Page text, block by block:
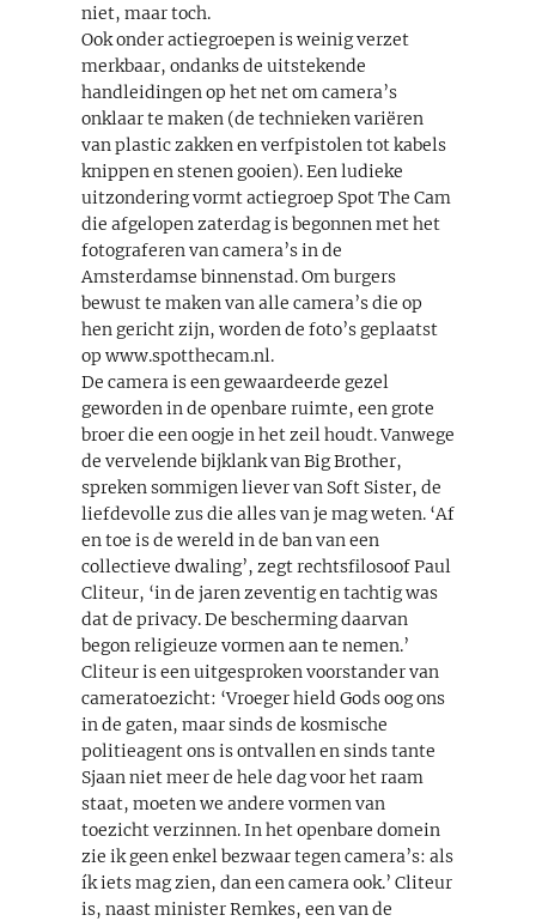
niet, maar toch.
Ook onder actiegroepen is weinig verzet
merkbaar, ondanks de uitstekende
handleidingen op het net om camera’s
onklaar te maken (de technieken variëren
van plastic zakken en verfpistolen tot kabels
knippen en stenen gooien). Een ludieke
uitzondering vormt actiegroep Spot The Cam
die afgelopen zaterdag is begonnen met het
fotograferen van camera’s in de
Amsterdamse binnenstad. Om burgers
bewust te maken van alle camera’s die op
hen gericht zijn, worden de foto’s geplaatst
op www.spotthecam.nl.
De camera is een gewaardeerde gezel
geworden in de openbare ruimte, een grote
broer die een oogje in het zeil houdt. Vanwege
de vervelende bijklank van Big Brother,
spreken sommigen liever van Soft Sister, de
liefdevolle zus die alles van je mag weten. ‘Af
en toe is de wereld in de ban van een
collectieve dwaling’, zegt rechtsfilosoof Paul
Cliteur, ‘in de jaren zeventig en tachtig was
dat de privacy. De bescherming daarvan
begon religieuze vormen aan te nemen.’
Cliteur is een uitgesproken voorstander van
cameratoezicht: ‘Vroeger hield Gods oog ons
in de gaten, maar sinds de kosmische
politieagent ons is ontvallen en sinds tante
Sjaan niet meer de hele dag voor het raam
staat, moeten we andere vormen van
toezicht verzinnen. In het openbare domein
zie ik geen enkel bezwaar tegen camera’s: als
ík iets mag zien, dan een camera ook.’ Cliteur
is, naast minister Remkes, een van de